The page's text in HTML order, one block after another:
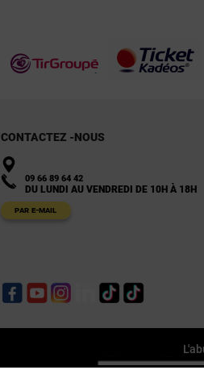
CONTACTEZ -NOUS
09 66 89 64 42
DU LUNDI AU VENDREDI DE 10H À 18H
PAR E-MAIL
FacebookYouTubeInstagramLinkedInTikTok